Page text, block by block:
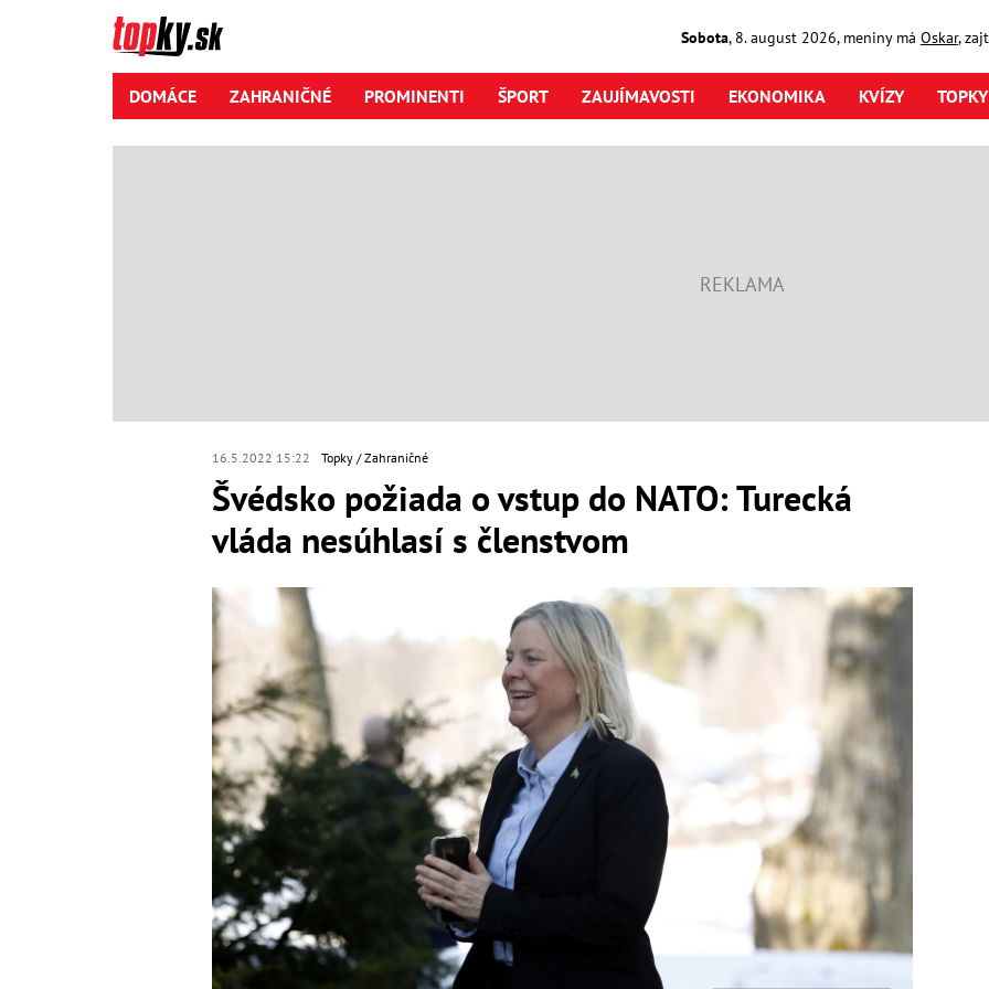
Sobota, 8. august2026, meniny má Oskar,
DOMÁCE ZAHRANIČNÉ PROMINENTI ŠPORT ZAUJÍMAVOSTI EKONOMIKA KVÍZY
16.5.2022 15:22 Topky Zahraničné
Švédsko požiada o vstup do NATO: Turecká
vláda nesúhlasí s členstvom